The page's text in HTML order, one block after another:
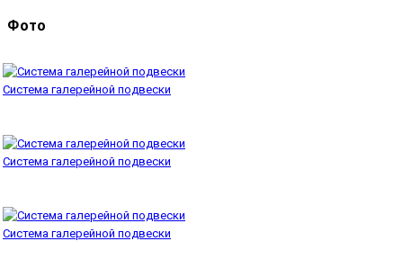
Фото
Система галерейной подвески
Система галерейной подвески
Система галерейной подвески